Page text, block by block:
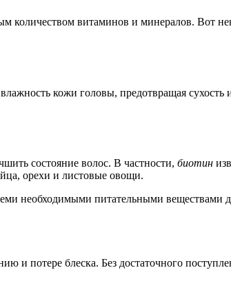
количеством витаминов и минералов. Вот
кожи головы, предотвращая
состояние волос. В частности, биотин
орехи и листовые овощи.
необходимыми питательными веществами
и потере блеска. Без достаточного